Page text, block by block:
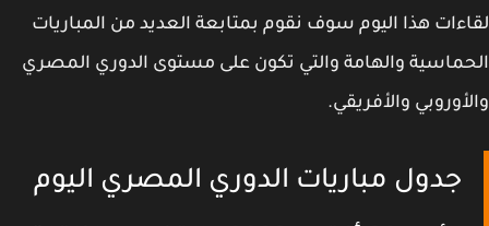
هذا اليوم سوف نقوم بمتابعة العديد من المباريات
والهامة والتي تكون على مستوى الدوري المصري
والأفريقي.
جدول مباريات الدوري المصري اليوم